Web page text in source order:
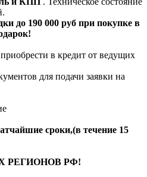
до 190 000 руб при покупке в
в кредит от ведущих
для подачи заявки на
сроки,(в течение 15
РЕГИОНОВ РФ!